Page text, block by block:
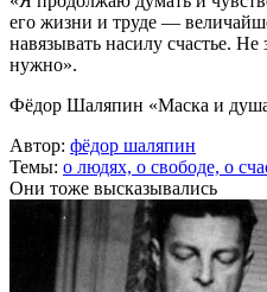
его жизни и труде —
навязывать насилу счастье. Не
нужно».
Фёдор Шаляпин «Маска и
Автор: фёдор шаляпин
Темы: о людях, о свободе, о
Они тоже высказывались